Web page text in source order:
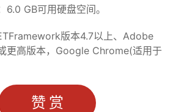
6.0 GB可用硬盘空间。
版本4.7以上、Adobe
更高版本，Google Chrome(适用于
赞赏